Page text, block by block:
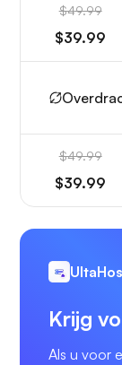
$49.99
$39.99
$49.99
$39.99
Krijg
Als u voor